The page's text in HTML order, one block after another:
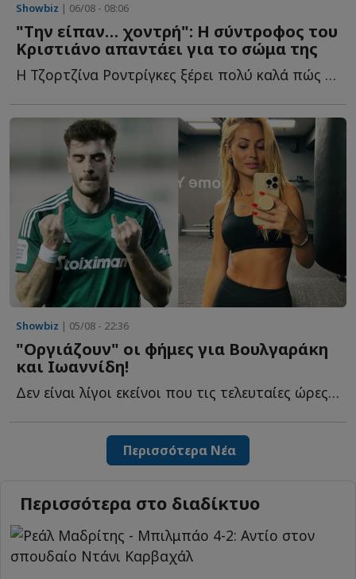
Showbiz | 06/08 - 08:06
"Την είπαν… χοντρή": Η σύντροφος του
Κριστιάνο απαντάει για το σώμα της
Η Τζορτζίνα Ροντρίγκες ξέρει πολύ καλά πώς να βρίσκεται σ...
Showbiz | 05/08 - 22:36
"Οργιάζουν" οι φήμες για Βουλγαράκη
και Ιωαννίδη!
Δεν είναι λίγοι εκείνοι που τις τελευταίες ώρες αναρωτιούνται τ...
Περισσότερα Νέα
Περισσότερα στο διαδίκτυο